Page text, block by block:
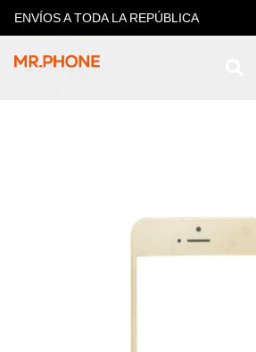
ENVÍOS A TODA LA REPÚBLICA